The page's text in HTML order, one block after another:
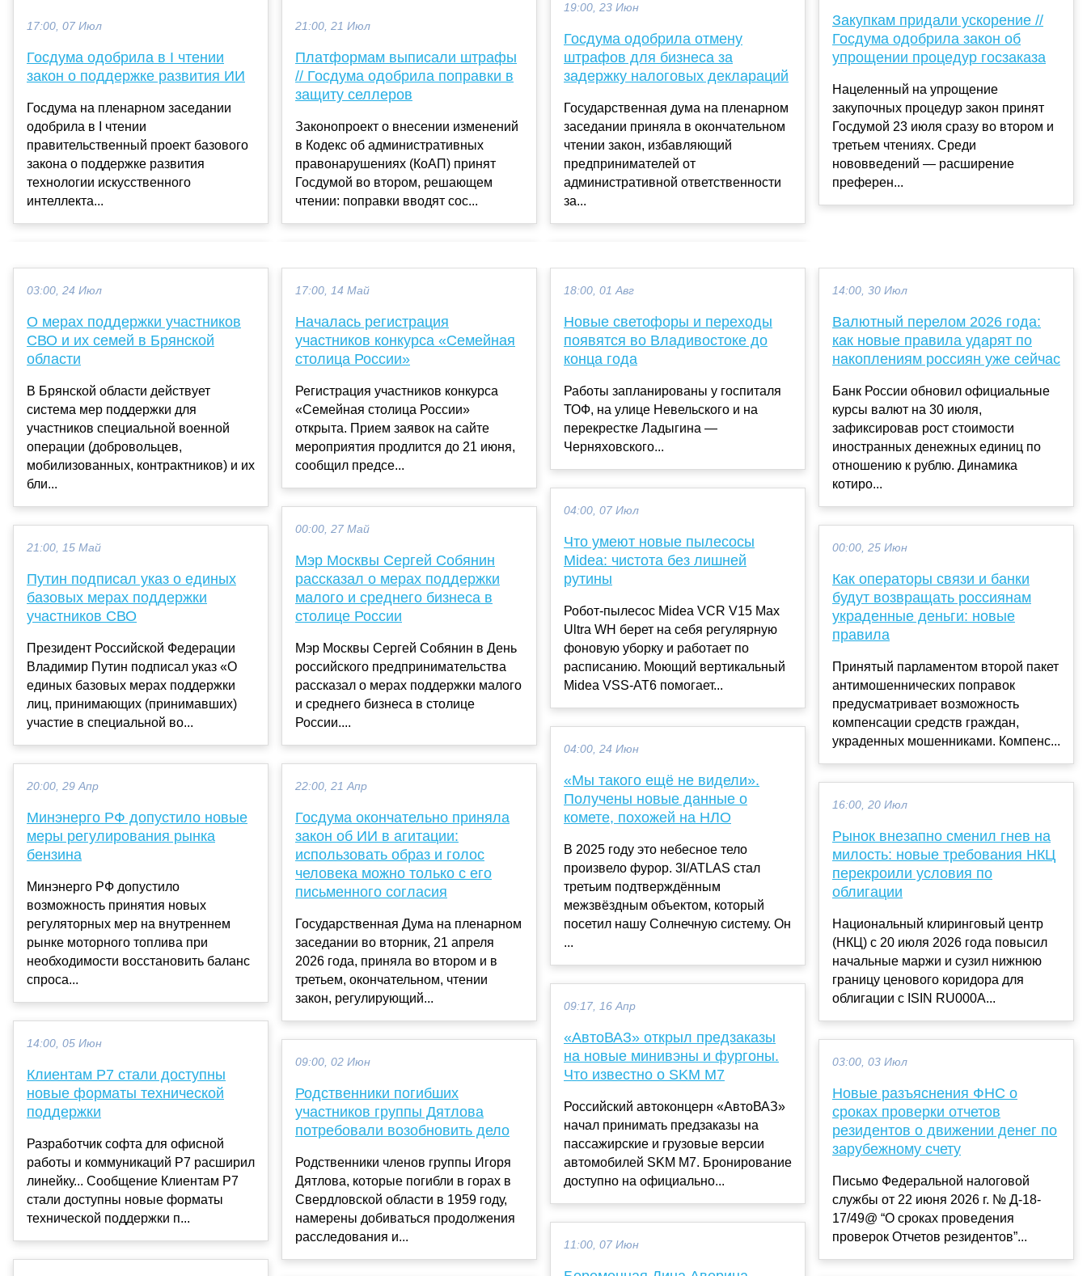
17:00, 07 Июл
Госдума одобрила в I чтении
закон о поддержке развития ИИ
Госдума на пленарном заседании
одобрила в I чтении
правительственный проект базового
закона о поддержке развития
технологии искусственного
интеллекта...
21:00, 21 Июл
Платформам выписали штрафы
// Госдума одобрила поправки в
защиту селлеров
Законопроект о внесении изменений
в Кодекс об административных
правонарушениях (КоАП) принят
Госдумой во втором, решающем
чтении: поправки вводят сос...
19:00, 23 Июн
Госдума одобрила отмену
штрафов для бизнеса за
задержку налоговых деклараций
Государственная дума на пленарном
заседании приняла в окончательном
чтении закон, избавляющий
предпринимателей от
административной ответственности
за...
Закупкам придали ускорение //
Госдума одобрила закон об
упрощении процедур госзаказа
Нацеленный на упрощение
закупочных процедур закон принят
Госдумой 23 июля сразу во втором и
третьем чтениях. Среди
нововведений — расширение
преферен...
03:00, 24 Июл
О мерах поддержки участников
СВО и их семей в Брянской
области
В Брянской области действует
система мер поддержки для
участников специальной военной
операции (добровольцев,
мобилизованных, контрактников) и их
бли...
21:00, 15 Май
Путин подписал указ о единых
базовых мерах поддержки
участников СВО
Президент Российской Федерации
Владимир Путин подписал указ «О
единых базовых мерах поддержки
лиц, принимающих (принимавших)
участие в специальной во...
20:00, 29 Апр
Минэнерго РФ допустило новые
меры регулирования рынка
бензина
Минэнерго РФ допустило
возможность принятия новых
регуляторных мер на внутреннем
рынке моторного топлива при
необходимости восстановить баланс
спроса...
14:00, 05 Июн
Клиентам Р7 стали доступны
новые форматы технической
поддержки
Разработчик софта для офисной
работы и коммуникаций Р7 расширил
линейку... Сообщение Клиентам Р7
стали доступны новые форматы
технической поддержки п...
17:00, 14 Май
Началась регистрация
участников конкурса «Семейная
столица России»
Регистрация участников конкурса
«Семейная столица России»
открыта. Прием заявок на сайте
мероприятия продлится до 21 июня,
сообщил предсе...
00:00, 27 Май
Мэр Москвы Сергей Собянин
рассказал о мерах поддержки
малого и среднего бизнеса в
столице России
Мэр Москвы Сергей Собянин в День
российского предпринимательства
рассказал о мерах поддержки малого
и среднего бизнеса в столице
России....
22:00, 21 Апр
Госдума окончательно приняла
закон об ИИ в агитации:
использовать образ и голос
человека можно только с его
письменного согласия
Государственная Дума на пленарном
заседании во вторник, 21 апреля
2026 года, приняла во втором и в
третьем, окончательном, чтении
закон, регулирующий...
09:00, 02 Июн
Родственники погибших
участников группы Дятлова
потребовали возобновить дело
Родственники членов группы Игоря
Дятлова, которые погибли в горах в
Свердловской области в 1959 году,
намерены добиваться продолжения
расследования и...
18:00, 01 Авг
Новые светофоры и переходы
появятся во Владивостоке до
конца года
Работы запланированы у госпиталя
ТОФ, на улице Невельского и на
перекрестке Ладыгина —
Черняховского...
04:00, 07 Июл
Что умеют новые пылесосы
Midea: чистота без лишней
рутины
Робот-пылесос Midea VCR V15 Max
Ultra WH берет на себя регулярную
фоновую уборку и работает по
расписанию. Моющий вертикальный
Midea VSS-AT6 помогает...
04:00, 24 Июн
«Мы такого ещё не видели».
Получены новые данные о
комете, похожей на НЛО
В 2025 году это небесное тело
произвело фурор. 3I/ATLAS стал
третьим подтверждённым
межзвёздным объектом, который
посетил нашу Солнечную систему. Он
...
09:17, 16 Апр
«АвтоВАЗ» открыл предзаказы
на новые минивэны и фургоны.
Что известно о SKM M7
Российский автоконцерн «АвтоВАЗ»
начал принимать предзаказы на
пассажирские и грузовые версии
автомобилей SKM M7. Бронирование
доступно на официально...
11:00, 07 Июн
14:00, 30 Июл
Валютный перелом 2026 года:
как новые правила ударят по
накоплениям россиян уже сейчас
Банк России обновил официальные
курсы валют на 30 июля,
зафиксировав рост стоимости
иностранных денежных единиц по
отношению к рублю. Динамика
котиро...
00:00, 25 Июн
Как операторы связи и банки
будут возвращать россиянам
украденные деньги: новые
правила
Принятый парламентом второй пакет
антимошеннических поправок
предусматривает возможность
компенсации средств граждан,
украденных мошенниками. Компенс...
16:00, 20 Июл
Рынок внезапно сменил гнев на
милость: новые требования НКЦ
перекроили условия по
облигации
Национальный клиринговый центр
(НКЦ) с 20 июля 2026 года повысил
начальные маржи и сузил нижнюю
границу ценового коридора для
облигации с ISIN RU000A...
03:00, 03 Июл
Новые разъяснения ФНС о
сроках проверки отчетов
резидентов о движении денег по
зарубежному счету
Письмо Федеральной налоговой
службы от 22 июня 2026 г. № Д-18-
17/49@ “О сроках проведения
проверок Отчетов резидентов”...